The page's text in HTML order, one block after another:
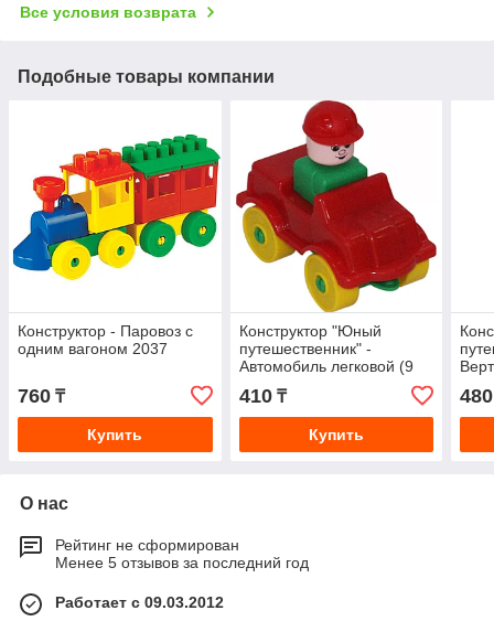
Все условия возврата
Подобные товары компании
Конструктор - Паровоз с
одним вагоном 2037
760 ₸
Купить
Конструктор "Юный
путешественник" -
Автомобиль легковой (9
элементов) (в пакете)
55248
410₸
Купить
480
О нас
Рейтинг не сформирован
Менее 5 отзывов за последний год
Работает с 09.03.2012